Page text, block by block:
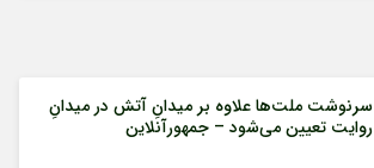
سرنوشت ملت‌ها علاوه بر میدانِ آتش در میدانِ
روایت تعیین می‌شود – جمهورآنلاین